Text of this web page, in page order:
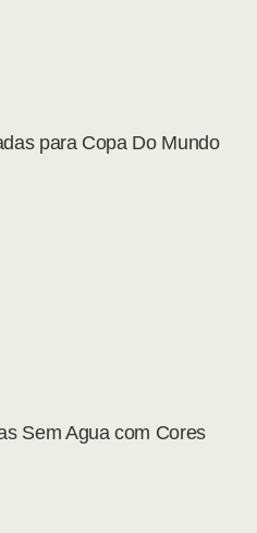
para Copa Do Mundo
Sem Agua com Cores